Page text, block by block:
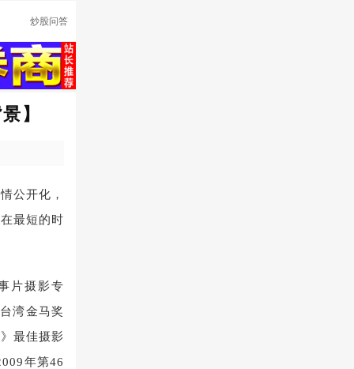
炒股问答
】
公开化，
最短的时
片摄影专
湾金马奖
最佳摄影
年第46